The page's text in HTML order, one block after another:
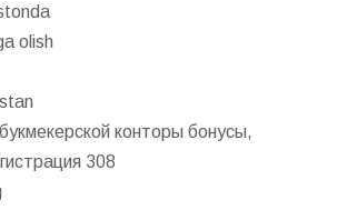
olish
конторы бонусы,
308